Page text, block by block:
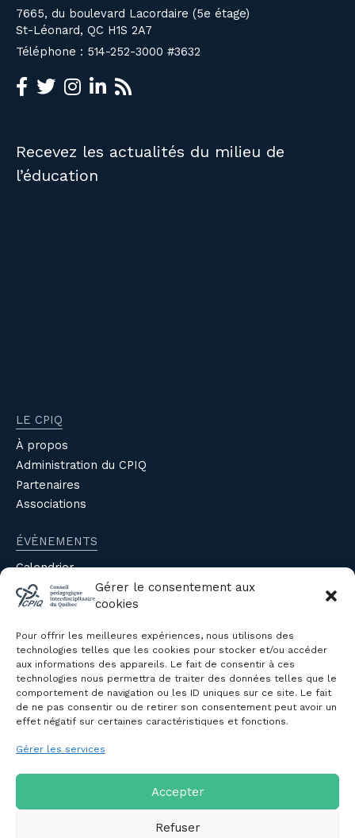
Gérer le consentement aux
cookies
Pour offrir les meilleures expériences, nous utilisons des
technologies telles que les cookies pour stocker et/ou accéder
aux informations des appareils. Le fait de consentir à ces
technologies nous permettra de traiter des données telles que le
comportement de navigation ou les ID uniques sur ce site. Le fait
de ne pas consentir ou de retirer son consentement peut avoir un
effet négatif sur certaines caractéristiques et fonctions.
Gérer les services
Accepter
Refuser
7665, du boulevard Lacordaire (5e étage)
St-Léonard, QC H1S 2A7
Téléphone : 514-252-3000 #3632
Recevez les actualités du milieu de
l’éducation
LE CPIQ
À propos
Administration du CPIQ
Partenaires
Associations
ÉVÈNEMENTS
Calendrier
Évènements du CPIQ
Revue
Avis et mémoires
Autres publications
NOUS JOINDRE
Politique de confidentialité des
Politique de cookies (CA)